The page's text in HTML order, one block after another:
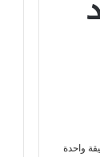
واحدة